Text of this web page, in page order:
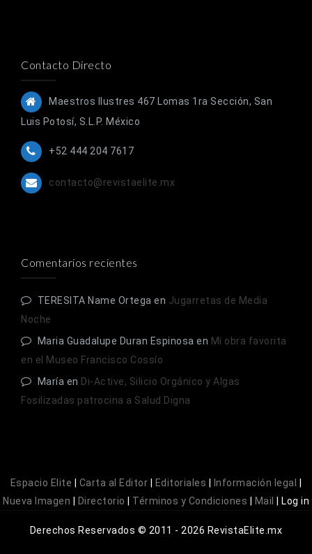
Contacto Directo
Maestros Ilustres 467 Lomas 1ra Sección, San
Luis Potosí, S.L.P. México
+52 444 204 7617
contacto@revistaelite.mx
Comentarios recientes
TERESITA Name Ortega en Jugarretas de Media
Noche
Maria Guadalupe Duran Espinosa en Mi obra favorita
en el Museo Francisco Cossío
María en Di-Active, Silicio Orgánico y Algas
Fosilizadas patrocina a Salud Digna
Espacio Elite Carta al Editor Editoriales Información legal
Nueva Imagen
Directorio Términos y Condiciones Mail Log in
Derechos Reservados © 2011 - 2026 RevistaElite.mx